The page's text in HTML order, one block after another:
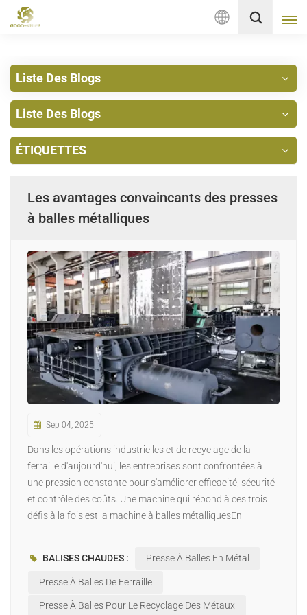
Français
italiano
Nederlands
العربية
日本語
Indonesia
Liste Des Blogs
Liste Des Blogs
ÉTIQUETTES
Les avantages convaincants des presses
à balles métalliques
Sep 04, 2025
Dans les opérations industrielles et de recyclage de la
ferraille d'aujourd'hui, les entreprises sont confrontées à
une pression constante pour s'améliorer efficacité, sécurité
et contrôle des coûts. Une machine qui répond à ces trois
défis à la fois est la machine à balles métalliquesEn
ressources précieuses et gérables. Voici les sept avantages
clés qui rendent les presses à balles métalliques
indispensables : 1. Réduction massive du volume et gain de
BALISES CHAUDES : Presse À Balles En Métal
Presse À Balles De Ferraille
Presse À Balles Pour Le Recyclage Des Métaux